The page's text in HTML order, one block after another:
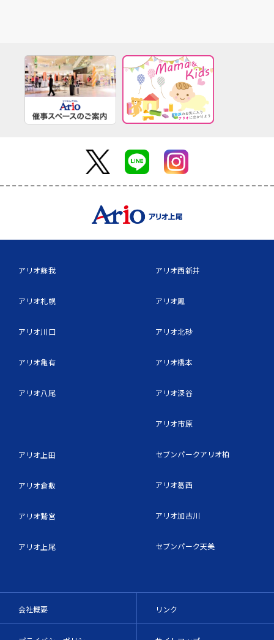
アリオ蘇我
アリオ札幌
アリオ川口
アリオ亀有
アリオ八尾
アリオ上田
アリオ倉敷
アリオ鷲宮
アリオ上尾
アリオ西新井
アリオ鳳
アリオ北砂
アリオ橋本
アリオ深谷
アリオ市原
セブンパークアリオ柏
アリオ葛西
アリオ加古川
セブンパーク天美
会社概要 リンク